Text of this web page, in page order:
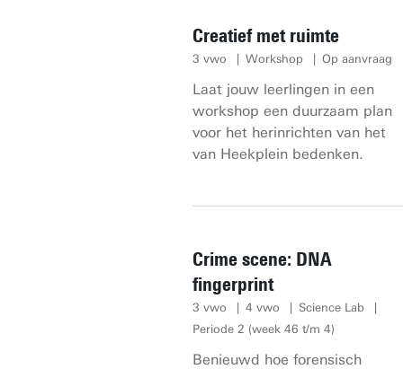
Creatief met ruimte
3 vwo Workshop Op aanvraag
Laat jouw leerlingen in een
workshop een duurzaam plan
voor het herinrichten van het
van Heekplein bedenken.
Crime scene: DNA
fingerprint
3 vwo 4 vwo
Science Lab
Periode 2 (week 46 t/m 4)
Benieuwd hoe forensisch